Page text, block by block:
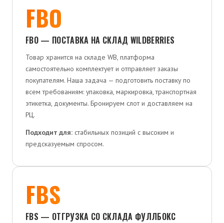
FBO
FBO — ПОСТАВКА НА СКЛАД WILDBERRIES
Товар хранится на складе WB, платформа
самостоятельно комплектует и отправляет заказы
покупателям. Наша задача — подготовить поставку по
всем требованиям: упаковка, маркировка, транспортная
этикетка, документы. Бронируем слот и доставляем на
РЦ.
Подходит для: стабильных позиций с высоким и
предсказуемым спросом.
FBS
FBS — ОТГРУЗКА СО СКЛАДА ФУЛЛБОКС